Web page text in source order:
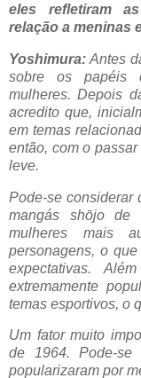
eles refletiram
relação a meninas
Yoshimura:Antes
sobre os papéis
mulheres. Depois
acredito que,
em temas
então, com o
leve.
Pode-se considerar
mangás shōjo de
mulheres mais
personagens, o
expectativas.
extremamente
temas esportivos, o
Um fator muito
de 1964. Pode-
popularizaram por